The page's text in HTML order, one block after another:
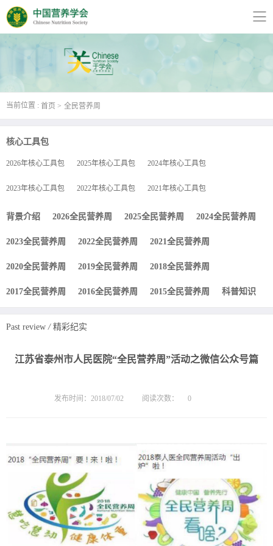
当前位置 : 首页 全民营养周
核心工具包
2026年核心工具包 2025年核心工具包 2024年核心工具包
2023年核心工具包 2022年核心工具包 2021年核心工具包
背景介绍 2026全民营养周 2025全民营养周 2024全民营养周
2023全民营养周 2022全民营养周 2021全民营养周
2020全民营养周 2019全民营养周 2018全民营养周
2017全民营养周 2016全民营养周 2015全民营养周 科普知识
Past review / 精彩纪实
江苏省泰州市人民医院“全民营养周”活动之微信公众号篇
发布时间：2018/07/02 阅读次数： 0